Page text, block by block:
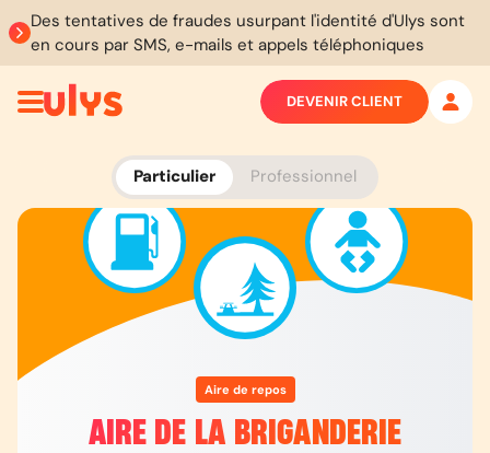
Des tentatives de fraudes usurpant l'identité d'Ulys sont
en cours par SMS, e-mails et appels téléphoniques
Particulier Professionnel
DEVENIR CLIENT
Aire de repos
AIRE DE LA BRIGANDERIE